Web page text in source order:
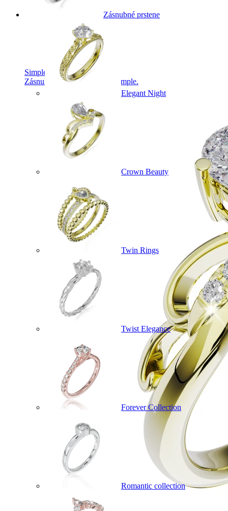
Simple Collection
Zásnubné prstne z kolekcie Simple.
Zásnubné prstene
Elegant Night
Crown Beauty
Twin Rings
Twist Elegance
Forever Collection
Romantic collection